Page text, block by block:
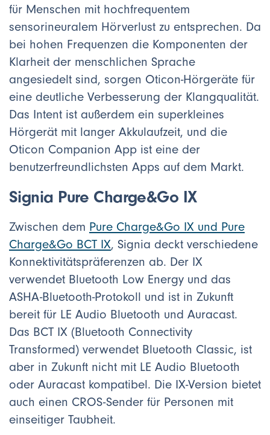
für Menschen mit hochfrequentem
sensorineuralem Hörverlust zu entsprechen. Da
bei hohen Frequenzen die Komponenten der
Klarheit der menschlichen Sprache
angesiedelt sind, sorgen Oticon-Hörgeräte für
eine deutliche Verbesserung der Klangqualität.
Das Intent ist außerdem ein superkleines
Hörgerät mit langer Akkulaufzeit, und die
Oticon Companion App ist eine der
benutzerfreundlichsten Apps auf dem Markt.
Signia Pure Charge&Go IX
Zwischen dem Pure Charge&Go IX und Pure
Charge&Go BCT IX, Signia deckt verschiedene
Konnektivitätspräferenzen ab. Der IX
verwendet Bluetooth Low Energy und das
ASHA-Bluetooth-Protokoll und ist in Zukunft
bereit für LE Audio Bluetooth und Auracast.
Das BCT IX (Bluetooth Connectivity
Transformed) verwendet Bluetooth Classic, ist
aber in Zukunft nicht mit LE Audio Bluetooth
oder Auracast kompatibel. Die IX-Version bietet
auch einen CROS-Sender für Personen mit
einseitiger Taubheit.